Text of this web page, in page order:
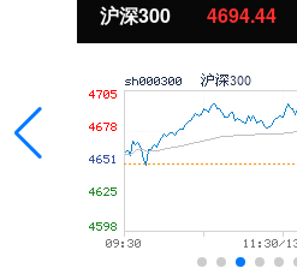
沪深300 4694.44